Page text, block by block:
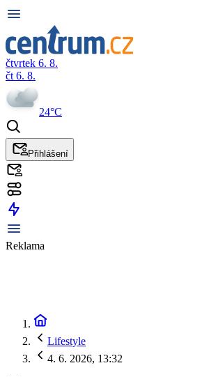
čtvrtek 6. 8.
čt 6. 8.
24°C
Přihlášení
Reklama
Lifestyle
4. 6. 2026, 13:32